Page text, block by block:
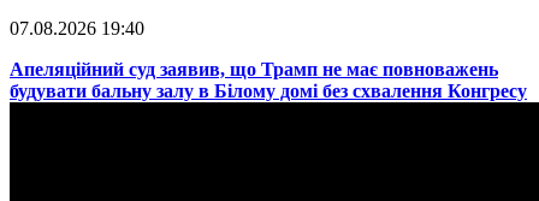
07.08.2026 19:40
​Апеляційний суд заявив, що Трамп не має повноважень
будувати бальну залу в Білому домі без схвалення Конгресу